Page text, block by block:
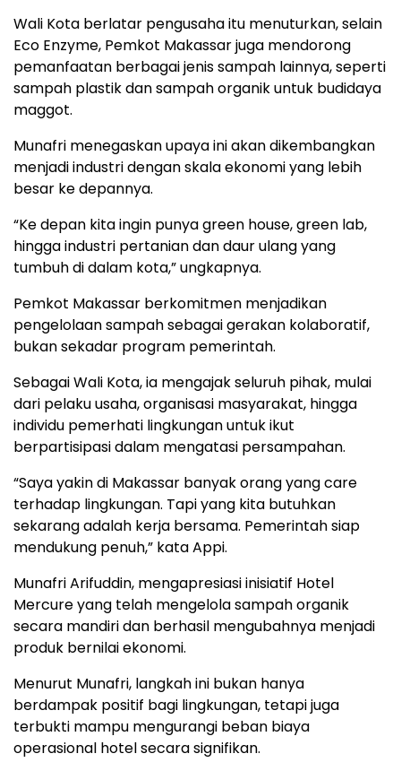
Wali Kota berlatar pengusaha itu menuturkan, selain
Eco Enzyme, Pemkot Makassar juga mendorong
pemanfaatan berbagai jenis sampah lainnya, seperti
sampah plastik dan sampah organik untuk budidaya
maggot.
Munafri menegaskan upaya ini akan dikembangkan
menjadi industri dengan skala ekonomi yang lebih
besar ke depannya.
“Ke depan kita ingin punya green house, green lab,
hingga industri pertanian dan daur ulang yang
tumbuh di dalam kota,” ungkapnya.
Pemkot Makassar berkomitmen menjadikan
pengelolaan sampah sebagai gerakan kolaboratif,
bukan sekadar program pemerintah.
Sebagai Wali Kota, ia mengajak seluruh pihak, mulai
dari pelaku usaha, organisasi masyarakat, hingga
individu pemerhati lingkungan untuk ikut
berpartisipasi dalam mengatasi persampahan.
“Saya yakin di Makassar banyak orang yang care
terhadap lingkungan. Tapi yang kita butuhkan
sekarang adalah kerja bersama. Pemerintah siap
mendukung penuh,” kata Appi.
Munafri Arifuddin, mengapresiasi inisiatif Hotel
Mercure yang telah mengelola sampah organik
secara mandiri dan berhasil mengubahnya menjadi
produk bernilai ekonomi.
Menurut Munafri, langkah ini bukan hanya
berdampak positif bagi lingkungan, tetapi juga
terbukti mampu mengurangi beban biaya
operasional hotel secara signifikan.